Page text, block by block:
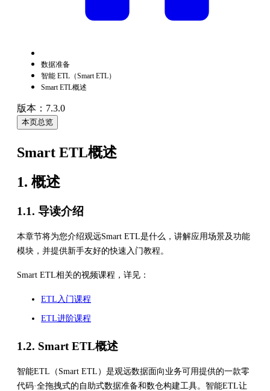
数据准备
智能 ETL（Smart ETL）
Smart ETL概述
版本：7.3.0
本页总览
Smart ETL概述
1. 概述
1.1. 导读介绍
本章节将为您介绍观远Smart ETL是什么，讲解应用场景及功能
模块，并提供新手友好的快速入门教程。
Smart ETL相关的视频课程，详见：
ETL入门课程
ETL进阶课程
1.2. Smart ETL概述
智能ETL（Smart ETL）是观远数据面向业务可用提供的一款零
代码·全拖拽式的自助式数据准备和数仓构建工具。智能ETL让